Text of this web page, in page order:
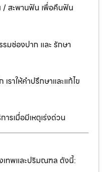
/ สะพานฟัน เพื่อคืนฟัน
มช่องปาก และ รักษา
ราให้คำปรึกษาและแก้ไข
รเมื่อมีเหตุเร่งด่วน
เทพและปริมณฑล ดังนี้: